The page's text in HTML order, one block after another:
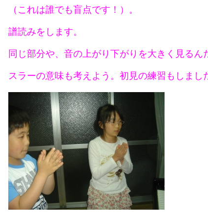
（これは誰でも盲点です！）。
譜読みをします。
同じ部分や、音の上がり下がりを大きく見るん
スラーの意味も考えよう。初見の練習もしまし